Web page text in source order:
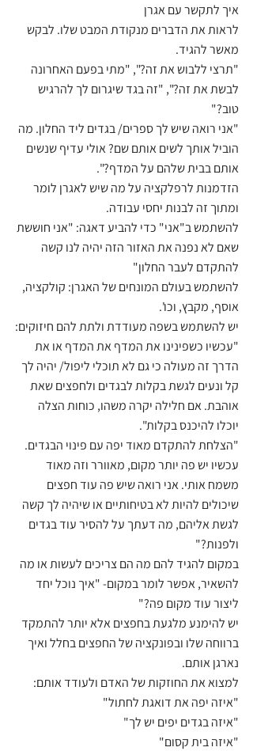
איך לתקשר עם אגרן
לראות את הדברים מנקודת המבט שלו. לבקש
מאשר להגיד.
"תרצי ללבוש את זה?", "מתי בפעם האחרונה
לבשת את זה?", "זה בגד שיגרום לך להרגיש
טוב?"
"אני רואה שיש לך ספרים/ בגדים ליד החלון. מה
הוביל אותך לשים אותם שם? אולי עדיף שנשים
אותם בבית שלהם על המדף?".
הזדמנות לרפלקציה על מה שיש לאגרן לומר
ומתוך זה לבנות יחסי עבודה.
להשתמש ב"אני" כדי להביע דאגה: "אני חוששת
שאם לא נפנה את האזור הזה יהיה לנו קשה
להתקדם לעבר החלון"
להשתמש בעולם המונחים של האגרן: קולקציה,
אוסף, מקבץ, וכו'.
יש להשתמש בשפה מעודדת ולתת להם חיזוקים:
"עכשיו כשפינינו את המדף את המדף או את
הדרך זה מעולה כי גם לא תוכלי ליפול/ יהיה לך
קל ונעים לגשת בקלות לבגדים ולחפצים שאת
אוהבת. אם חלילה יקרה משהו, כוחות הצלה
יוכלו להיכנס בקלות".
"הצלחת להתקדם מאוד יפה עם פינוי הבגדים.
עכשיו יש פה יותר מקום, מאוורר וזה מאוד
משמח אותי. אני רואה שיש פה עוד חפצים
שיכולים להיות לא בטיחותיים או שיהיה לך קשה
לגשת אליהם, מה דעתך על להסיר עוד בגדים
ולפנות?"
במקום להגיד להם מה הם צריכים לעשות או מה
להשאיר, אפשר לומר במקום- "איך נוכל יחד
ליצור עוד מקום פה?"
יש להימנע מלגעת בחפצים אלא יותר להתמקד
ברווחה שלו ובפונקציה של החפצים בחלל ואיך
נארגן אותם.
למצוא את החוזקות של האדם ולעודד אותם:
"איזה יפה את דואגת לחתול"
"איזה בגדים יפים יש לך"
"איזה בית קסום"